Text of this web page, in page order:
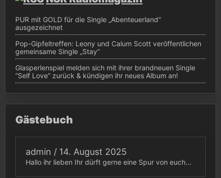
PUR mit GOLD für die Single „Abenteuerland“
ausgezeichnet
Pop-Gipfeltreffen: Leony und Calum Scott veröffentlichen
gemeinsame Single „Stay“
Glasperlenspiel melden sich mit ihrer brandneuen Single
“Self Love” zurück & kündigen ihr neues Album an!
Gästebuch
admin / 14. August 2025
Hallo ihr lieben Ihr dürft gerne eine Spur von euch...